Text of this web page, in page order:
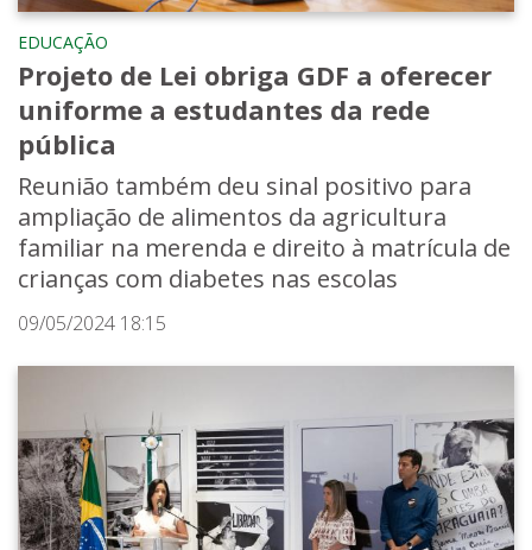
EDUCAÇÃO
Projeto de Lei obriga GDF a oferecer
uniforme a estudantes da rede
pública
Reunião também deu sinal positivo para
ampliação de alimentos da agricultura
familiar na merenda e direito à matrícula de
crianças com diabetes nas escolas
09/05/2024 18:15